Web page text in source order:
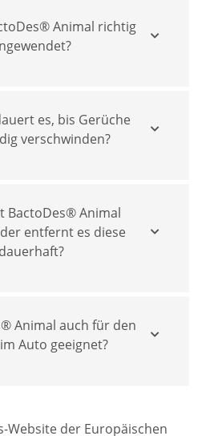
Animal richtig
es, bis Gerüche
verschwinden?
BactoDes® Animal
entfernt es diese
dauerhaft?
Animal auch für den
Auto geeignet?
Website der Europäischen